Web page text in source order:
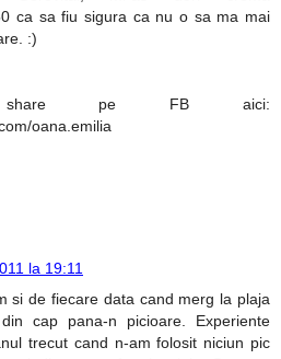
ca sa fiu sigura ca nu o sa ma mai
:)
pe FB aici:
oana.emilia
la 19:11
si de fiecare data cand merg la plaja
cap pana-n picioare. Experiente
trecut cand n-am folosit niciun pic